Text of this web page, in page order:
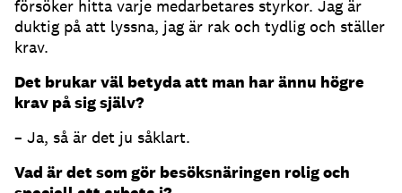
försöker hitta varje medarbetares styrkor. Jag är
duktig på att lyssna, jag är rak och tydlig och ställer
krav.
Det brukar väl betyda att man har ännu högre
krav på sig själv?
– Ja, så är det ju såklart.
Vad är det som gör besöksnäringen rolig och